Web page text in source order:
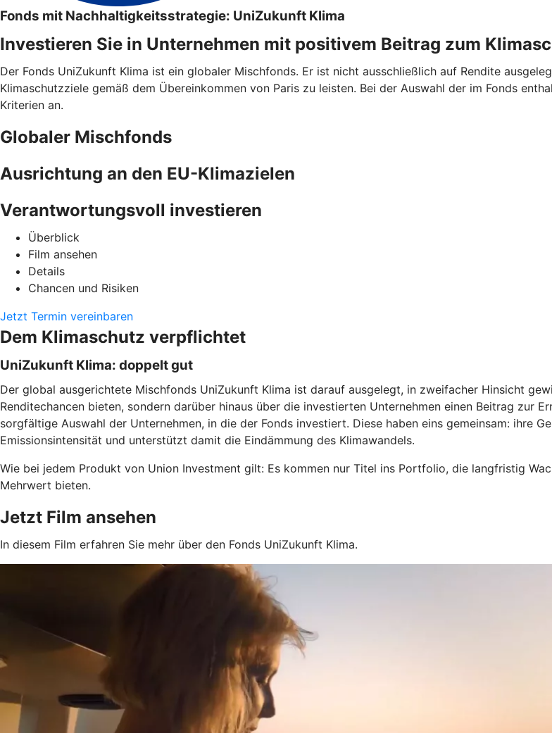
Fonds mit Nachhaltigkeitsstrategie: UniZukunft Klima
Investieren Sie in Unternehmen mit positivem Beitrag zum
Der Fonds UniZukunft Klima ist ein globaler Mischfonds. Er ist nicht ausschließlich auf Rendite
Klimaschutzziele gemäß dem Übereinkommen von Paris zu leisten. Bei der Auswahl der im Fonds
Kriterien an.
Globaler Mischfonds
Ausrichtung an den EU-Klimazielen
Verantwortungsvoll investieren
Überblick
Film ansehen
Details
Chancen und Risiken
Jetzt Termin vereinbaren
Dem Klimaschutz verpflichtet
UniZukunft Klima: doppelt gut
Der global ausgerichtete Mischfonds UniZukunft Klima ist darauf ausgelegt, in zweifacher Hinsicht
Renditechancen bieten, sondern darüber hinaus über die investierten Unternehmen einen Beitrag zur
sorgfältige Auswahl der Unternehmen, in die der Fonds investiert. Diese haben eins gemeinsam: ihre
Emissionsintensität und unterstützt damit die Eindämmung des Klimawandels.
Wie bei jedem Produkt von Union Investment gilt: Es kommen nur Titel ins Portfolio, die langfristig
Mehrwert bieten.
Jetzt Film ansehen
In diesem Film erfahren Sie mehr über den Fonds UniZukunft Klima.